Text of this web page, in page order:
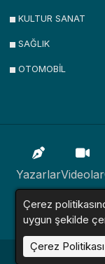
KULTUR SANAT
SAĞLIK
OTOMOBİL
YazarlarVideolar
Haber Sitesi ©
Çerez
uygun şekilde
Çerez Politikası